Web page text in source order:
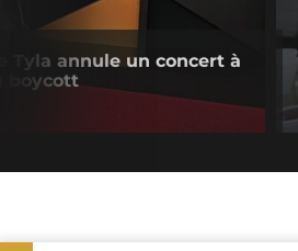
Tyla annule un concert à
boycott